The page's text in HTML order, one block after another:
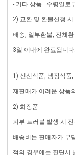
- 기타 상품 : 수령일로
2) 교환 및 환불신청
배송, 일부환불, 전체
3일 이내에 완료됩니
1) 신선식품, 냉장식품
재판매가 어려운 상품
2) 화장품
피부 트러블 발생 시
배송비는 판매자가 부
적의 경우에는 진단서